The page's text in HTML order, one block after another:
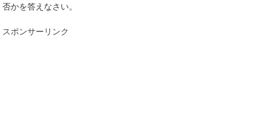
否かを答えなさい。
スポンサーリンク